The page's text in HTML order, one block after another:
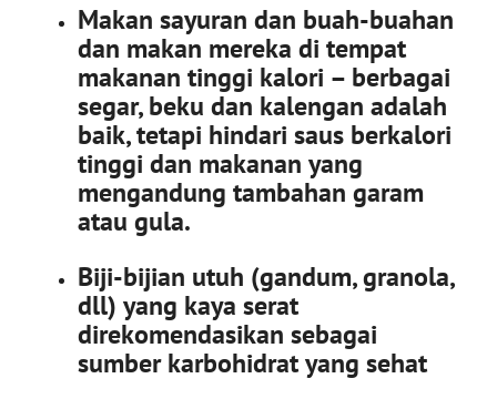
Makan sayuran dan buah-buahan
dan makan mereka di tempat
makanan tinggi kalori – berbagai
segar, beku dan kalengan adalah
baik, tetapi hindari saus berkalori
tinggi dan makanan yang
mengandung tambahan garam
atau gula.
Biji-bijian utuh (gandum, granola,
dll) yang kaya serat
direkomendasikan sebagai
sumber karbohidrat yang sehat